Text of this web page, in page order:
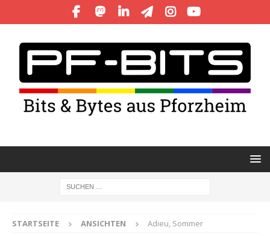
STARTSEITE ANSICHTEN Adieu, Sommer